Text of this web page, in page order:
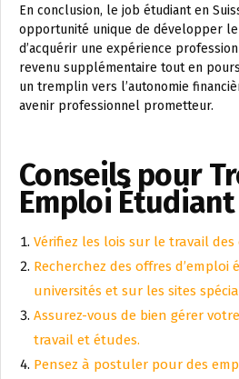
En conclusion, le job étudiant en
opportunité unique de développer
d’acquérir une expérience
revenu supplémentaire tout en
un tremplin vers l’autonomie
avenir professionnel prometteur.
Conseils pour
Emploi
Vérifiez les lois sur le travail
Recherchez des offres
universités et sur les sites
Assurez-vous de bien gérer
travail et études.
Pensez à postuler pour des